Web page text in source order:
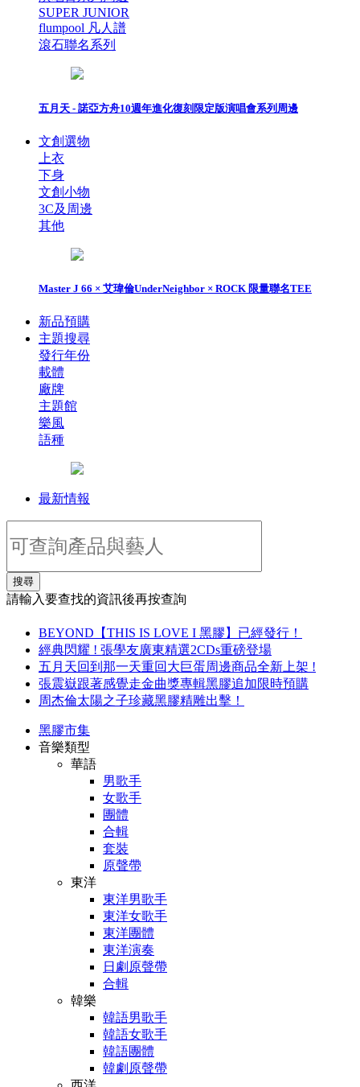
SUPER JUNIOR
flumpool 凡人譜
滾石聯名系列
五月天 - 諾亞方舟10週年進化復刻限定版演唱會系列周邊
文創選物
上衣
下身
文創小物
3C及周邊
其他
Master J 66 × 艾瑋倫UnderNeighbor × ROCK 限量聯名TEE
新品預購
主題搜尋
發行年份
載體
廠牌
主題館
樂風
語種
最新情報
搜尋
請輸入要查找的資訊後再按查詢
BEYOND【THIS IS LOVE I 黑膠】已經發行！
經典閃耀 ! 張學友廣東精選2CDs重磅登場
五月天回到那一天重回大巨蛋周邊商品全新上架 !
張震嶽跟著感覺走金曲獎專輯黑膠追加限時預購
周杰倫太陽之子珍藏黑膠精雕出擊！
黑膠市集
音樂類型
華語
男歌手
女歌手
團體
合輯
套裝
原聲帶
東洋
東洋男歌手
東洋女歌手
東洋團體
東洋演奏
日劇原聲帶
合輯
韓樂
韓語男歌手
韓語女歌手
韓語團體
韓劇原聲帶